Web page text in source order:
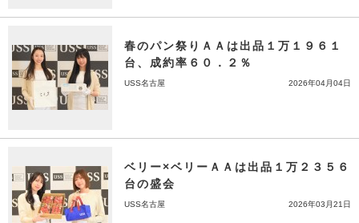
春のパン祭りＡＡは出品１万１９６１
台、成約率６０．２％
USS名古屋 2026年04月04日
ベリー×ベリーＡＡは出品１万２３５６
台の盛会
USS名古屋 2026年03月21日